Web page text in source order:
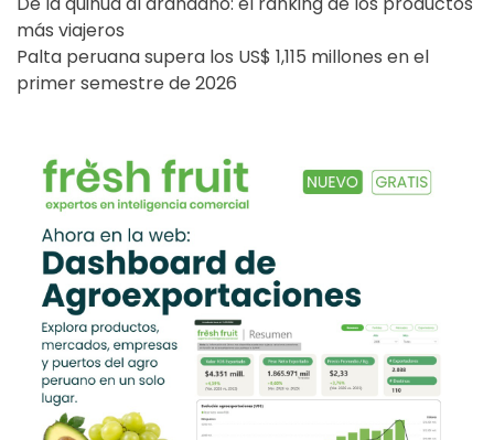
más viajeros
Palta peruana supera los US$ 1,115 millones en el
primer semestre de 2026